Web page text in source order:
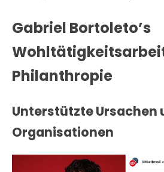
Gabriel Bortoleto’s
Philanthropie
Unterstützte Ursachen
Organisationen